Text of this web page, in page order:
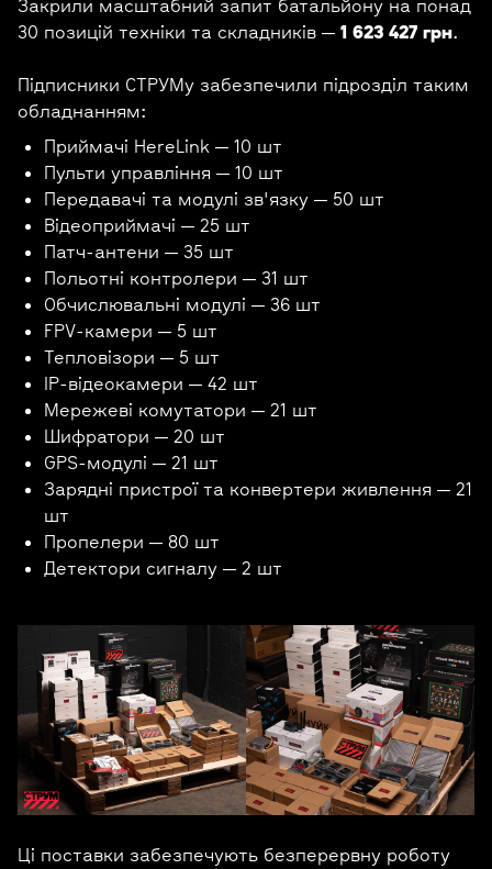
Закрили масштабний запит батальйону на понад
30 позицій техніки та складників — 1 623 427 грн.
Підписники СТРУМу забезпечили підрозділ таким
обладнанням:
Приймачі HereLink — 10 шт
Пульти управління — 10 шт
Передавачі та модулі зв'язку — 50 шт
Відеоприймачі — 25 шт
Патч-антени — 35 шт
Польотні контролери — 31 шт
Обчислювальні модулі — 36 шт
FPV-камери — 5 шт
Тепловізори — 5 шт
IP-відеокамери — 42 шт
Мережеві комутатори — 21 шт
Шифратори — 20 шт
GPS-модулі — 21 шт
Зарядні пристрої та конвертери живлення — 21
шт
Пропелери — 80 шт
Детектори сигналу — 2 шт
Ці поставки забезпечують безперервну роботу